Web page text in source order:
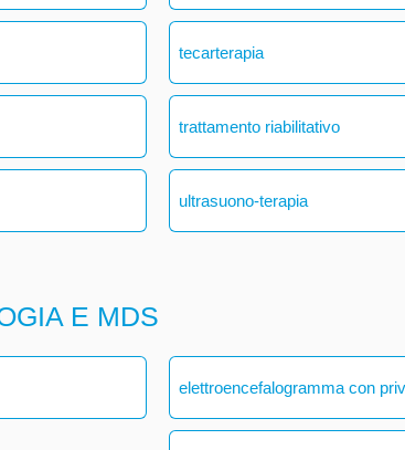
tecarterapia
trattamento riabilitativo
ultrasuono-terapia
E MDS
elettroencefalogramma con